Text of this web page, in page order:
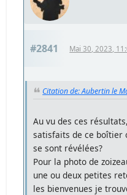
#2841 Mai 30, 2023,
Citation de: Aubertin le
Au vu des ces
satisfaits de ce boîtier
se sont révélées?
Pour la photo de
une ou deux petites
les bienvenues je